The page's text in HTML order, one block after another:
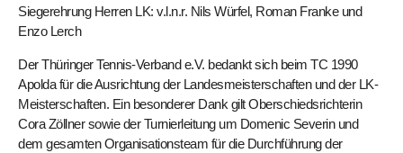
Siegerehrung Herren LK: v.l.n.r. Nils Würfel, Roman Franke und
Enzo Lerch
Der Thüringer Tennis-Verband e.V. bedankt sich beim TC 1990
Apolda für die Ausrichtung der Landesmeisterschaften und der LK-
Meisterschaften. Ein besonderer Dank gilt Oberschiedsrichterin
Cora Zöllner sowie der Turnierleitung um Domenic Severin und
dem gesamten Organisationsteam für die Durchführung der